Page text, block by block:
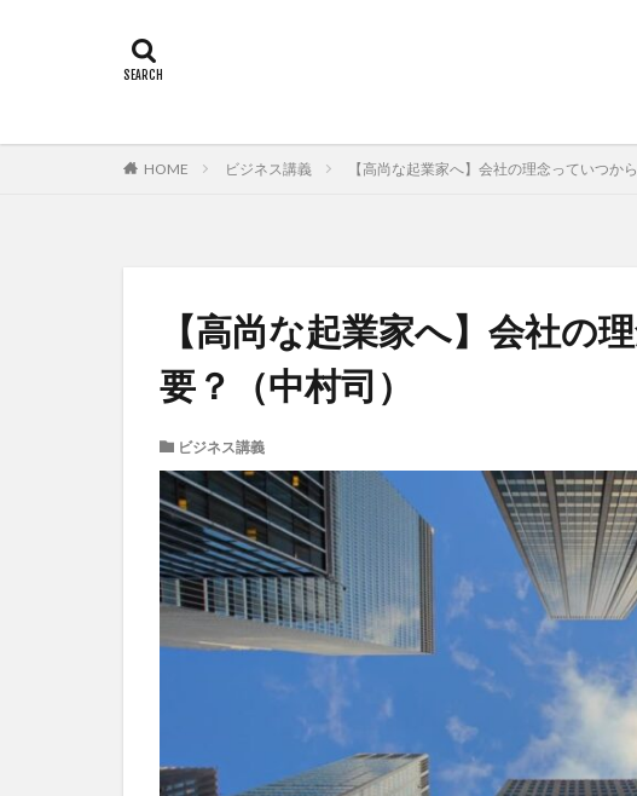
HOME ビジネス講義 【高尚な起業家へ】会社の理念っていつか
【高尚な起業家へ】会社の
要？（中村司）
ビジネス講義